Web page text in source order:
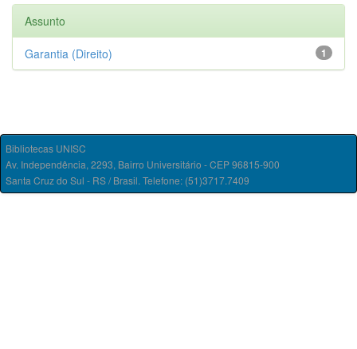
Assunto
1
Garantia (Direito)
Bibliotecas UNISC
Av. Independência, 2293, Bairro Universitário - CEP 96815-900
Santa Cruz do Sul - RS / Brasil. Telefone: (51)3717.7409